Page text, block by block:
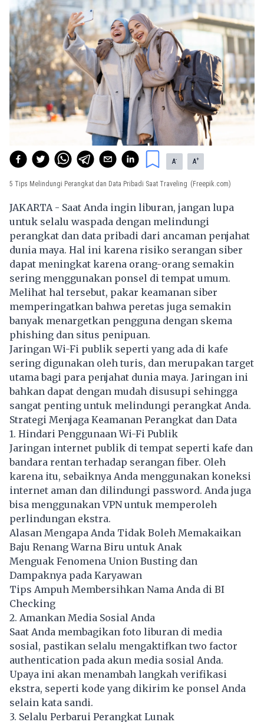
A- A+
5 Tips Melindungi Perangkat dan Data Pribadi Saat Traveling (Freepik.com)
JAKARTA - Saat Anda ingin liburan, jangan lupa
untuk selalu waspada dengan melindungi
perangkat dan data pribadi dari ancaman penjahat
dunia maya. Hal ini karena risiko serangan siber
dapat meningkat karena orang-orang semakin
sering menggunakan ponsel di tempat umum.
Melihat hal tersebut, pakar keamanan siber
memperingatkan bahwa peretas juga semakin
banyak menargetkan pengguna dengan skema
phishing dan situs penipuan.
Jaringan Wi-Fi publik seperti yang ada di kafe
sering digunakan oleh turis, dan merupakan target
utama bagi para penjahat dunia maya. Jaringan ini
bahkan dapat dengan mudah disusupi sehingga
sangat penting untuk melindungi perangkat Anda.
Strategi Menjaga Keamanan Perangkat dan Data
1. Hindari Penggunaan Wi-Fi Publik
Jaringan internet publik di tempat seperti kafe dan
bandara rentan terhadap serangan fiber. Oleh
karena itu, sebaiknya Anda menggunakan koneksi
internet aman dan dilindungi password. Anda juga
bisa menggunakan VPN untuk memperoleh
perlindungan ekstra.
Alasan Mengapa Anda Tidak Boleh Memakaikan
Baju Renang Warna Biru untuk Anak
Menguak Fenomena Union Busting dan
Dampaknya pada Karyawan
Tips Ampuh Membersihkan Nama Anda di BI
Checking
2. Amankan Media Sosial Anda
Saat Anda membagikan foto liburan di media
sosial, pastikan selalu mengaktifkan two factor
authentication pada akun media sosial Anda.
Upaya ini akan menambah langkah verifikasi
ekstra, seperti kode yang dikirim ke ponsel Anda
selain kata sandi.
3. Selalu Perbarui Perangkat Lunak